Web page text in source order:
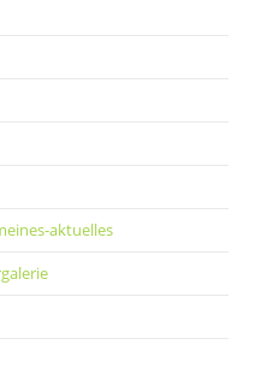
aktuelles